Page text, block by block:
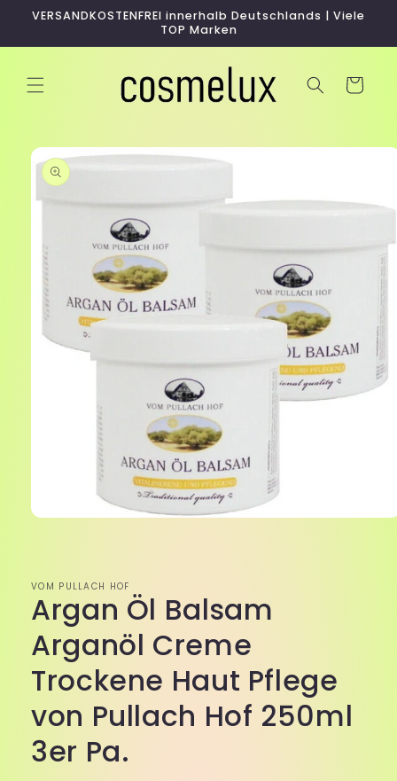
zum
VERSANDKOSTENFREI innerhalb Deutschlands | Viele
TOP Marken
Warenkorb
VOM PULLACH HOF
Argan Öl Balsam
Arganöl Creme
Trockene Haut Pflege
von Pullach Hof 250ml
3er Pa.